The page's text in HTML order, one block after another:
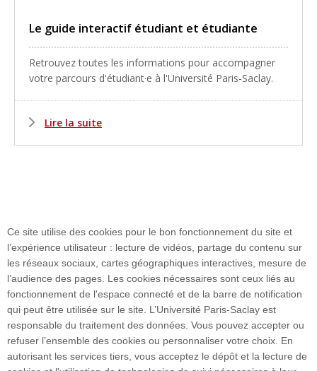
Le guide interactif étudiant et étudiante
Retrouvez toutes les informations pour accompagner
votre parcours d'étudiant·e à l'Université Paris-Saclay.
Lire la suite
Plan du site
Accueil des publics internationaux
Ce site utilise des cookies pour le bon fonctionnement du site et
l’expérience utilisateur : lecture de vidéos, partage du contenu sur
les réseaux sociaux, cartes géographiques interactives, mesure de
l’audience des pages. Les cookies nécessaires sont ceux liés au
fonctionnement de l'espace connecté et de la barre de notification
qui peut être utilisée sur le site. L’Université Paris-Saclay est
responsable du traitement des données. Vous pouvez accepter ou
refuser l’ensemble des cookies ou personnaliser votre choix. En
autorisant les services tiers, vous acceptez le dépôt et la lecture de